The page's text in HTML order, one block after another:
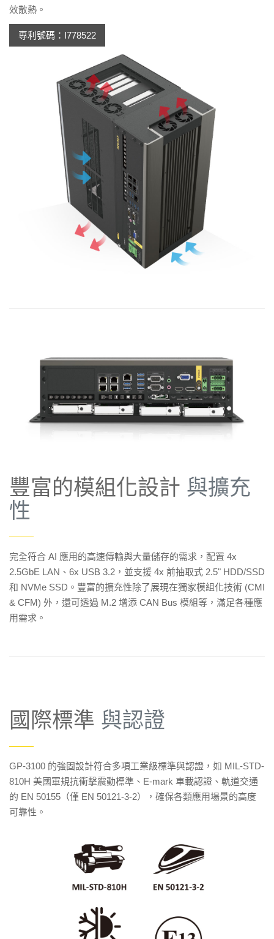
效散熱。
專利號碼：I778522
豐富的模組化設計 與擴充
性
——
完全符合 AI 應用的高速傳輸與大量儲存的需求，配置 4x
2.5GbE LAN、6x USB 3.2，並支援 4x 前抽取式 2.5" HDD/SSD
和 NVMe SSD。豐富的擴充性除了展現在獨家模組化技術 (CMI
& CFM) 外，還可透過 M.2 增添 CAN Bus 模組等，滿足各種應
用需求。
國際標準 與認證
——
GP-3100 的強固設計符合多項工業級標準與認證，如 MIL-STD-
810H 美國軍規抗衝擊震動標準、E-mark 車載認證、軌道交通
的 EN 50155（僅 EN 50121-3-2），確保各類應用場景的高度
可靠性。